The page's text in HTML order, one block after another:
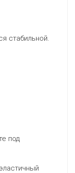
стабильной.
под